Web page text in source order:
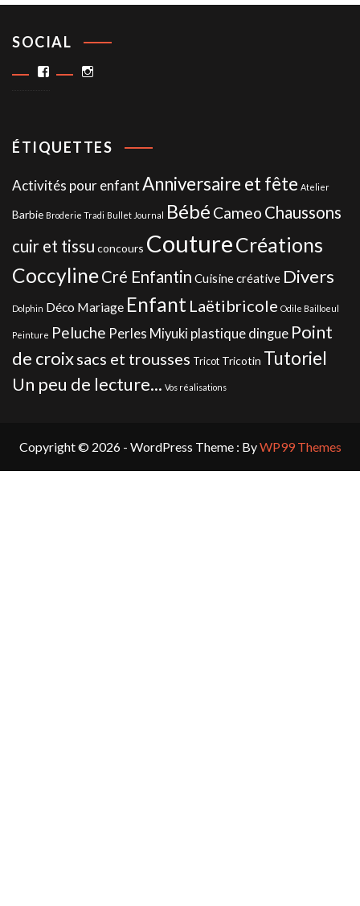
SOCIAL
Facebook
ÉTIQUETTES
Activités pour enfantAnniversaire et fête Atelier
Barbie Broderie Tradi Bullet Journal Bébé Cameo Chaussons
cuir et tissu concours CoutureCréations
CoccylineCré Enfantin Cuisine créative Divers
Dolphin Déco Mariage Enfant Laëtibricole Odile Bailloeul
Peinture Peluche Perles Miyuki plastique dingue Point
de croixsacs et trousses Tricot Tricotin Tutoriel
Un peu de lecture... Vos réalisations
Copyright © 2026 - WordPress Theme : ByWP99 Themes